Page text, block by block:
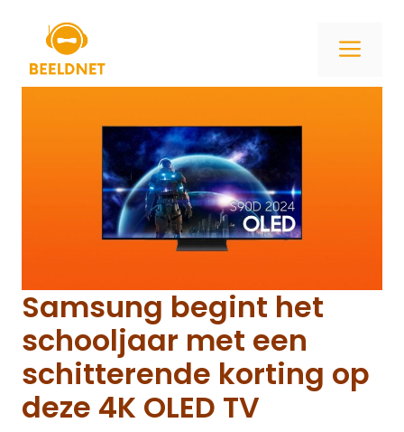
inhoud
Samsung begint het
schooljaar met een
schitterende korting op
deze 4K OLED TV